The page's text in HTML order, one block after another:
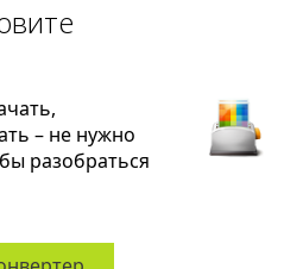
– не нужно
разобраться